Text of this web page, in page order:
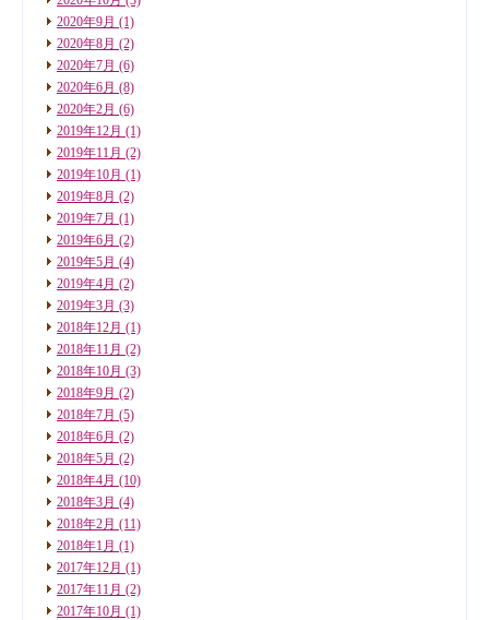
2020年9月 (1)
2020年8月 (2)
2020年7月 (6)
2020年6月 (8)
2020年2月 (6)
2019年12月 (1)
2019年11月 (2)
2019年10月 (1)
2019年8月 (2)
2019年7月 (1)
2019年6月 (2)
2019年5月 (4)
2019年4月 (2)
2019年3月 (3)
2018年12月 (1)
2018年11月 (2)
2018年10月 (3)
2018年9月 (2)
2018年7月 (5)
2018年6月 (2)
2018年5月 (2)
2018年4月 (10)
2018年3月 (4)
2018年2月 (11)
2018年1月 (1)
2017年12月 (1)
2017年11月 (2)
2017年10月 (1)